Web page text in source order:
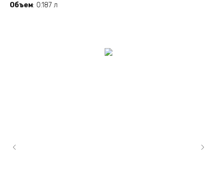
Объем: 0.187 л